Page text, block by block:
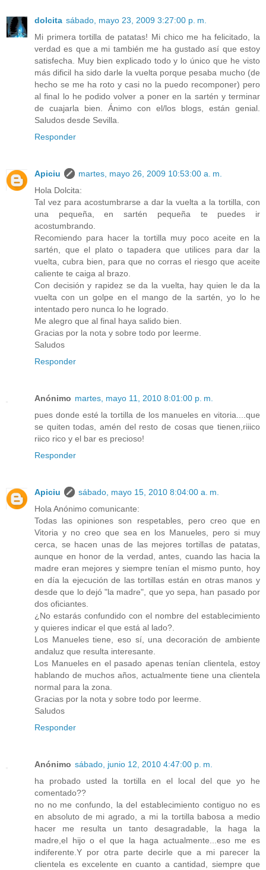
dolcita sábado, mayo 23, 2009 3:27:00 p. m.
Mi primera tortilla de patatas! Mi chico me ha felicitado, la
verdad es que a mi también me ha gustado así que estoy
satisfecha. Muy bien explicado todo y lo único que he visto
más dificil ha sido darle la vuelta porque pesaba mucho (de
hecho se me ha roto y casi no la puedo recomponer) pero
al final lo he podido volver a poner en la sartén y terminar
de cuajarla bien. Ánimo con el/los blogs, están genial.
Saludos desde Sevilla.
Responder
Apiciu
martes, mayo 26, 2009 10:53:00 a. m.
Hola Dolcita:
Tal vez para acostumbrarse a dar la vuelta a la tortilla, con
una pequeña, en sartén pequeña te puedes ir
acostumbrando.
Recomiendo para hacer la tortilla muy poco aceite en la
sartén, que el plato o tapadera que utilices para dar la
vuelta, cubra bien, para que no corras el riesgo que aceite
caliente te caiga al brazo.
Con decisión y rapidez se da la vuelta, hay quien le da la
vuelta con un golpe en el mango de la sartén, yo lo he
intentado pero nunca lo he logrado.
Me alegro que al final haya salido bien.
Gracias por la nota y sobre todo por leerme.
Saludos
Responder
Anónimo martes, mayo 11, 2010 8:01:00 p. m.
pues donde esté la tortilla de los manueles en vitoria....que
se quiten todas, amén del resto de cosas que tienen,riiico
riico rico y el bar es precioso!
Responder
Apiciu
sábado, mayo 15, 2010 8:04:00 a. m.
Hola Anónimo comunicante:
Todas las opiniones son respetables, pero creo que en
Vitoria y no creo que sea en los Manueles, pero si muy
cerca, se hacen unas de las mejores tortillas de patatas,
aunque en honor de la verdad, antes, cuando las hacia la
madre eran mejores y siempre tenían el mismo punto, hoy
en día la ejecución de las tortillas están en otras manos y
desde que lo dejó "la madre", que yo sepa, han pasado por
dos oficiantes.
¿No estarás confundido con el nombre del establecimiento
y quieres indicar el que está al lado?.
Los Manueles tiene, eso sí, una decoración de ambiente
andaluz que resulta interesante.
Los Manueles en el pasado apenas tenían clientela, estoy
hablando de muchos años, actualmente tiene una clientela
normal para la zona.
Gracias por la nota y sobre todo por leerme.
Saludos
Responder
Anónimo sábado, junio 12, 2010 4:47:00 p. m.
ha probado usted la tortilla en el local del que yo he
comentado??
no no me confundo, la del establecimiento contiguo no es
en absoluto de mi agrado, a mi la tortilla babosa a medio
hacer me resulta un tanto desagradable, la haga la
madre,el hijo o el que la haga actualmente...eso me es
indiferente.Y por otra parte decirle que a mi parecer la
clientela es excelente en cuanto a cantidad, siempre que